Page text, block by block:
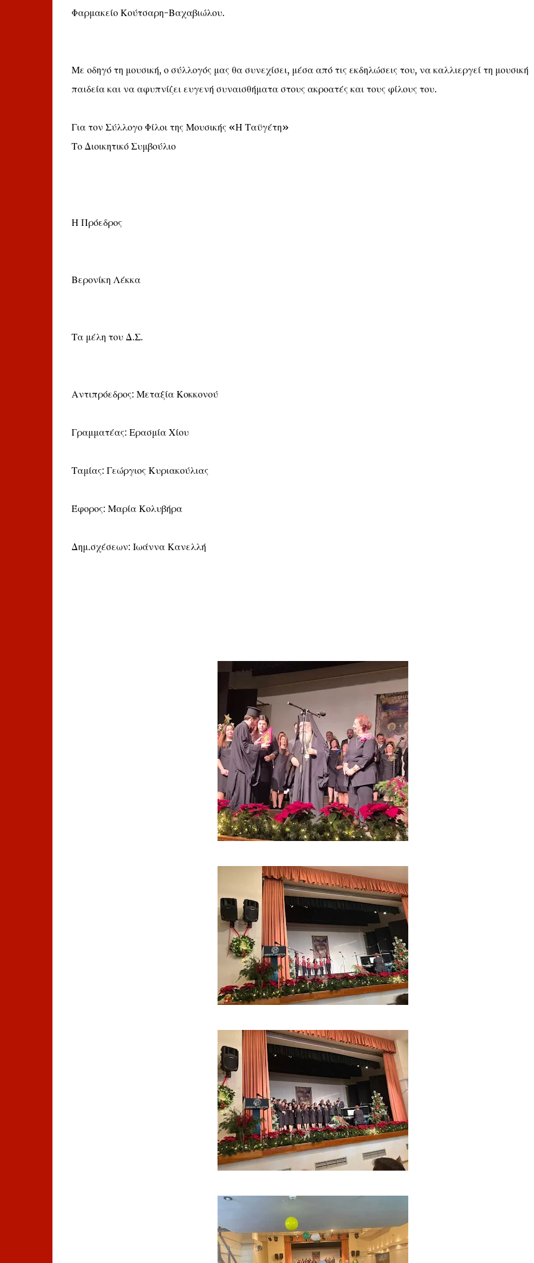
Φαρμακείο Κούτσαρη-Βαχαβιώλου.
Με οδηγό τη μουσική, ο σύλλογός μας θα συνεχίσει, μέσα από τις εκδηλώσεις του, να καλλιεργεί τη μουσική
παιδεία και να αφυπνίζει ευγενή συναισθήματα στους ακροατές και τους φίλους του.
Για τον Σύλλογο Φίλοι της Μουσικής «Η Ταϋγέτη»
Το Διοικητικό Συμβούλιο
Η Πρόεδρος
Βερονίκη Λέκκα
Τα μέλη του Δ.Σ.
Αντιπρόεδρος: Μεταξία Κοκκονού
Γραμματέας: Ερασμία Χίου
Ταμίας: Γεώργιος Κυριακούλιας
Έφορος: Μαρία Κολυβήρα
Δημ.σχέσεων: Ιωάννα Κανελλή